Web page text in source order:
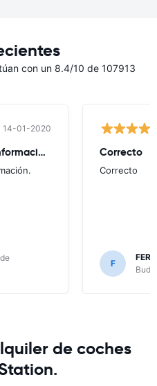
con un 8.4/10 de 107913
14-01-2020
Buena comunicación e información. Correcto
Correcto
F
de coches